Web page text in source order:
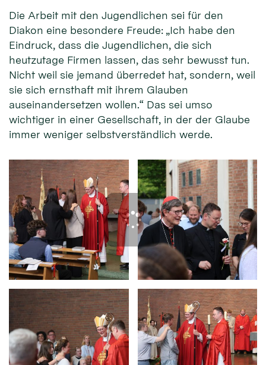
Die Arbeit mit den Jugendlichen sei für den
Diakon eine besondere Freude: „Ich habe den
Eindruck, dass die Jugendlichen, die sich
heutzutage Firmen lassen, das sehr bewusst tun.
Nicht weil sie jemand überredet hat, sondern, weil
sie sich ernsthaft mit ihrem Glauben
auseinandersetzen wollen.“ Das sei umso
wichtiger in einer Gesellschaft, in der der Glaube
immer weniger selbstverständlich werde.